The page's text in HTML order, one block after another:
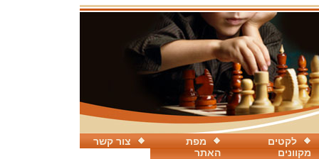
צור קשר
מפת
האתר
לקטים
מקוונים